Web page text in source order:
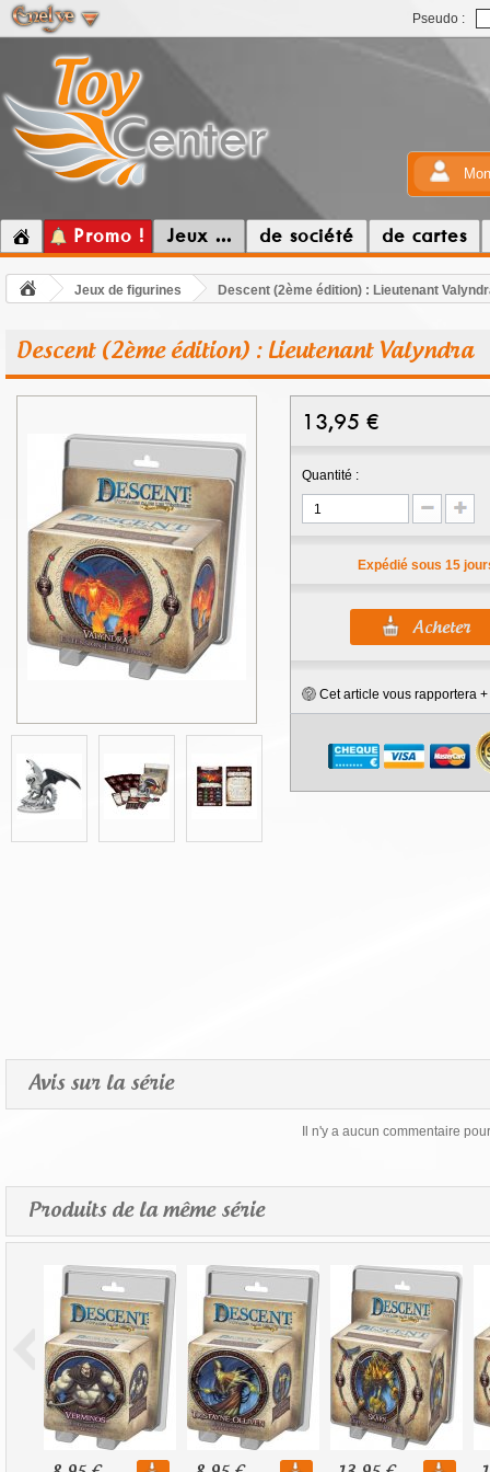
Pseudo :
Promo ! Jeux ... de société de cartes
Jeux de figurines Descent (2ème édition) : Lieutenant
Descent (2ème édition) : Lieutenant Valyndra
13,95 €
Quantité :
Expédié sous 15
Cet article vous rapportera +
Avis sur la série
Il n'y a aucun commentaire
Produits de la même série